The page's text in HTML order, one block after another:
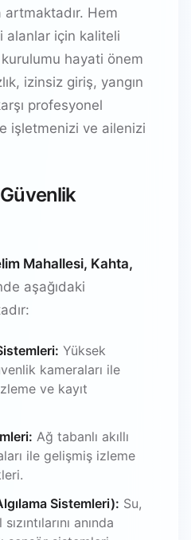
artmaktadır. Hem
alanlar için kaliteli
hayati önem
izinsiz giriş, yangın
profesyonel
işletmenizi ve ailenizi
Mahallesi, Kahta,
aşağıdaki
Yüksek
kameraları ile
ve kayıt
Ağ tabanlı akıllı
ile gelişmiş izleme
Sistemleri): Su,
anında